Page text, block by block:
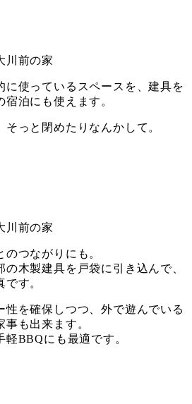
川前の家
に使っているスペースを、建具を
泊にも使えます。
っと閉めたりなんかして。
川前の家
つながりにも。
木製建具を戸袋に引き込んで、
す。
性を確保しつつ、外で遊んでいる
も出来ます。
BBQにも最適です。